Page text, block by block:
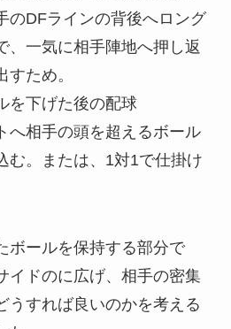
のDFラインの背後へロング
、一気に相手陣地へ押し返
すため。
を下げた後の配球
へ相手の頭を超えるボール
む。または、1対1で仕掛け
ールを保持する部分で
イドのに広げ、相手の密集
うすれば良いのかを考える